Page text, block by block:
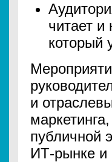
читает и
который
и
публичной
ИТ-рынке и